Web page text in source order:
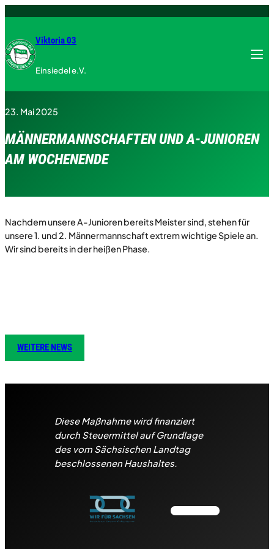
Viktoria 03
Einsiedel e.V.
23. Mai 2025
MÄNNERMANNSCHAFTEN UND A-JUNIOREN
AM WOCHENENDE
Nachdem unsere A-Junioren bereits Meister sind, stehen für
unsere 1. und 2. Männermannschaft extrem wichtige Spiele an.
Wir sind bereits in der heißen Phase.
WEITERE NEWS
Diese Maßnahme wird finanziert
durch Steuermittel auf Grundlage
des vom Sächsischen Landtag
beschlossenen Haushaltes.